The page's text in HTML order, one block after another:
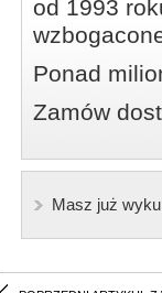
od 1993
Ponad
Zamów
Masz już